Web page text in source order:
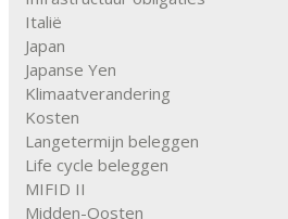
Italië
Japan
Japanse Yen
Klimaatverandering
Kosten
Langetermijn beleggen
Life cycle beleggen
MIFID II
Midden-Oosten